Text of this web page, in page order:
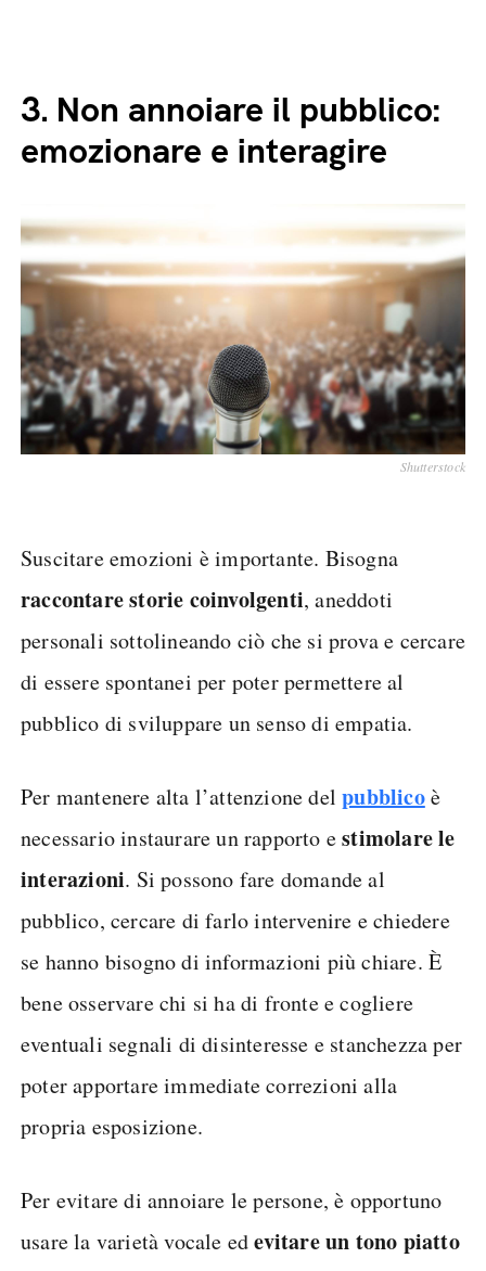
3. Non annoiare il pubblico:
emozionare e interagire
Shutterstock
Suscitare emozioni è importante. Bisogna
raccontare storie coinvolgenti, aneddoti
personali sottolineando ciò che si prova e cercare
di essere spontanei per poter permettere al
pubblico di sviluppare un senso di empatia.
Per mantenere alta l’attenzione delpubblicoè
necessario instaurare un rapporto estimolare le
interazioni. Si possono fare domande al
pubblico, cercare di farlo intervenire e chiedere
se hanno bisogno di informazioni più chiare. È
bene osservare chi si ha di fronte e cogliere
eventuali segnali di disinteresse e stanchezza per
poter apportare immediate correzioni alla
propria esposizione.
Per evitare di annoiare le persone, è opportuno
usare la varietà vocale edevitare un tono piatto